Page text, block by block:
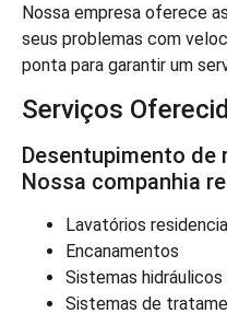
Nossa empresa oferece
seus problemas com
ponta para garantir um
Serviços
Desentupimento de
Nossa companhia
Lavatórios
Encanamentos
Sistemas hidráulicos
Sistemas de